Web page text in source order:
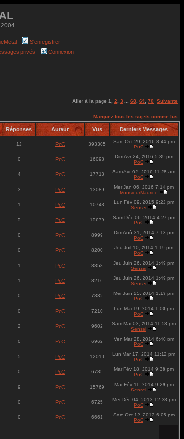
+
S'enregistrer
privés Connexion
Aller à la page 1 2 3 68 69 70 Suivante
Marquez tous les sujets comme lus
Réponses Auteur Vus Derniers Messages
12 PoC 393305
Sam Oct 29, 2016 8:44 pm
PoC
0 PoC 16098
Dim Avr 24, 2016 5:39 pm
PoC
4 PoC 17713
Sam Avr 02, 2016 11:28 am
PoC
3 PoC 13089
Mer Jan 06, 2016 7:14 pm
MonsieurMaurice
1 PoC 10748
Lun Fév 09, 2015 9:22 pm
Sensei
5 PoC 15679
Sam Déc 06, 2014 4:27 pm
PoC
0 PoC 8999
Dim Aoû 31, 2014 7:13 pm
PoC
0 PoC 8200
Jeu Juil 10, 2014 1:19 pm
PoC
1 PoC 8858
Jeu Juin 26, 2014 1:49 pm
Sensei
1 PoC 8216
Jeu Juin 26, 2014 1:49 pm
Sensei
0 PoC 7832
Mer Juin 25, 2014 1:19 pm
PoC
0 PoC 7210
Lun Mai 19, 2014 1:00 pm
PoC
2 PoC 9602
Sam Mai 03, 2014 11:53 pm
Sensei
0 PoC 6962
Ven Mar 28, 2014 6:40 pm
PoC
5 PoC 12010
Lun Mar 17, 2014 11:12 pm
PoC
0 PoC 6785
Mar Fév 18, 2014 9:38 pm
PoC
9 PoC 15769
Mar Fév 11, 2014 9:29 pm
Sensei
0 PoC 6725
Mer Déc 04, 2013 12:38 pm
PoC
0 PoC 6661
Sam Oct 12, 2013 6:05 pm
PoC